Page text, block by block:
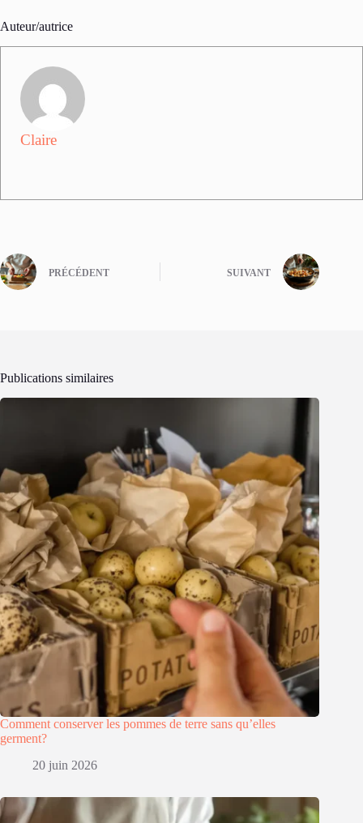
Auteur/autrice
Claire
PRÉCÉDENT SUIVANT
Publications similaires
Comment conserver les pommes de terre sans qu’elles
germent?
20 juin 2026